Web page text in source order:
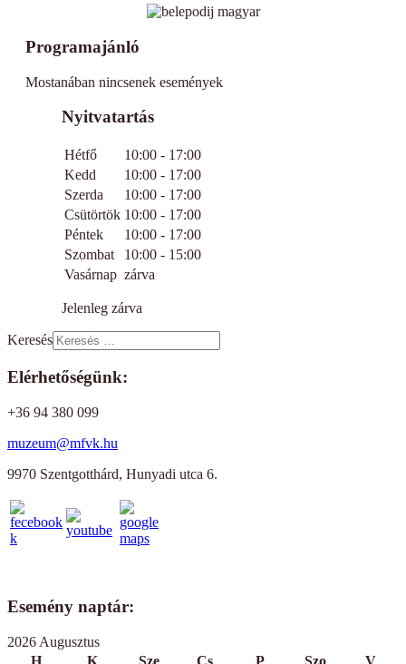
Programajánló
Mostanában nincsenek események
Nyitvatartás
Hétfő
10:00 - 17:00
Kedd
10:00 - 17:00
Szerda
10:00 - 17:00
Csütörtök 10:00 - 17:00
Péntek
10:00 - 17:00
Szombat
10:00 - 15:00
Vasárnap zárva
Jelenleg zárva
Keresés
Elérhetőségünk:
+36 94 380 099
muzeum@mfvk.hu
9970 Szentgotthárd, Hunyadi utca 6.
Esemény naptár:
2026 Augusztus
H
K Sze Cs P Szo
V